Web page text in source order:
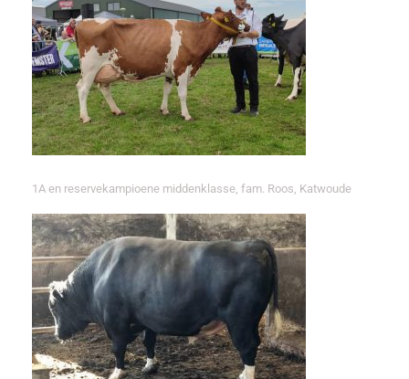
1A en reservekampioene middenklasse, fam. Roos, Katwoude